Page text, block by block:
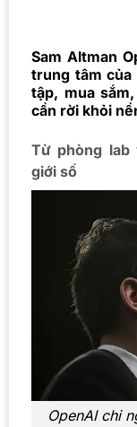
Sam Altman
trung tâm
tập, mua
cần rời khỏi
Từ phòng lab
giới số
OpenAI chi